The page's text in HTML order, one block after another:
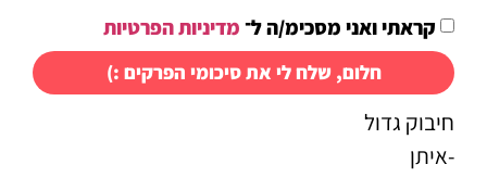
קראתי ואני מסכימ/ה ל־ מדיניות הפרטיות
חלום, שלח לי את סיכומי הפרקים :)
חיבוק גדול
-איתן